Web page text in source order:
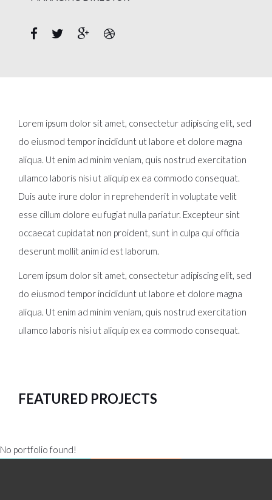
Lorem ipsum dolor sit amet, consectetur adipiscing elit, sed
do eiusmod tempor incididunt ut labore et dolore magna
aliqua. Ut enim ad minim veniam, quis nostrud exercitation
ullamco laboris nisi ut aliquip ex ea commodo consequat.
Duis aute irure dolor in reprehenderit in voluptate velit
esse cillum dolore eu fugiat nulla pariatur. Excepteur sint
occaecat cupidatat non proident, sunt in culpa qui officia
deserunt mollit anim id est laborum.
Lorem ipsum dolor sit amet, consectetur adipiscing elit, sed
do eiusmod tempor incididunt ut labore et dolore magna
aliqua. Ut enim ad minim veniam, quis nostrud exercitation
ullamco laboris nisi ut aliquip ex ea commodo consequat.
FEATURED PROJECTS
No portfolio found!